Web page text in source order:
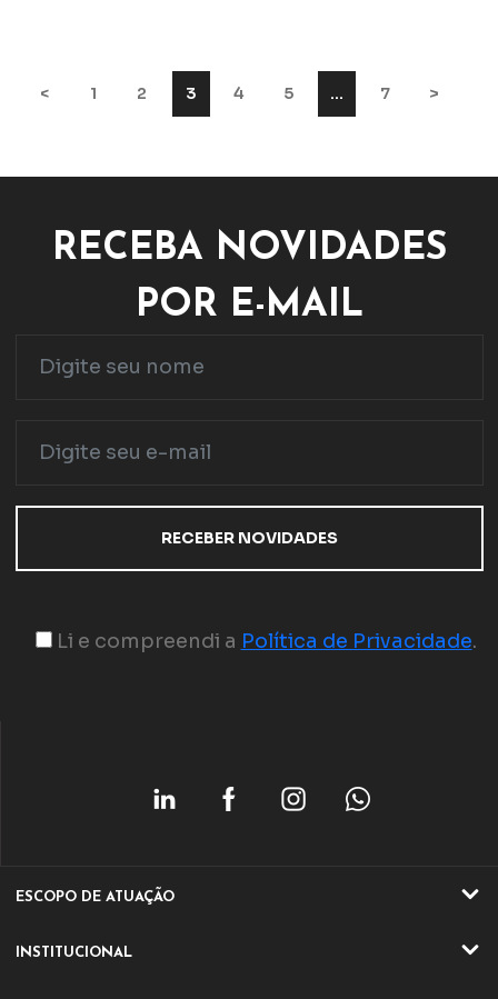
< 1 2 3 4 5 … 7 >
RECEBA NOVIDADES
POR E-MAIL
Li e compreendi a Política de Privacidade.
ESCOPO DE ATUAÇÃO
ATIVIDADES
INSTITUCIONAL